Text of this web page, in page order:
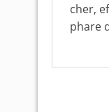
cher,
phare